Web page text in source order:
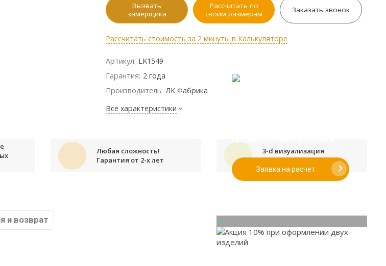
Вызвать
замерщика
Рассчитать по
своим размерам
Заказать звонок
Рассчитать стоимость за 2 минуты в Калькуляторе
Артикул: LK1549
Гарантия: 2 года
Производитель: ЛК Фабрика
Все характеристики
Любая сложность!
Гарантия от 2-х лет
3-d визуализация
проекта бесплатно
и возврат
Заявка на расчет